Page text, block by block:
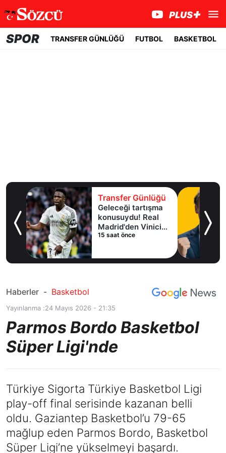
SPOR TRANSFER GÜNLÜĞÜ FUTBOL BASKETBOL
Transfer Günlüğü
Geleceği tartışma
konusuydu! Real
Madrid'den Vinicius
Junior kararı
15 saat önce
Haberler - Basketbol
Yayınlanma :24 Mayıs 2026 - 21:35
Parmos Bordo Basketbol
Süper Ligi'nde
Türkiye Sigorta Türkiye Basketbol Ligi
play-off final serisinde kazanan belli
oldu. Gaziantep Basketbol’u 79-65
mağlup eden Parmos Bordo, Basketbol
Süper Ligi’ne yükselmeyi başardı.